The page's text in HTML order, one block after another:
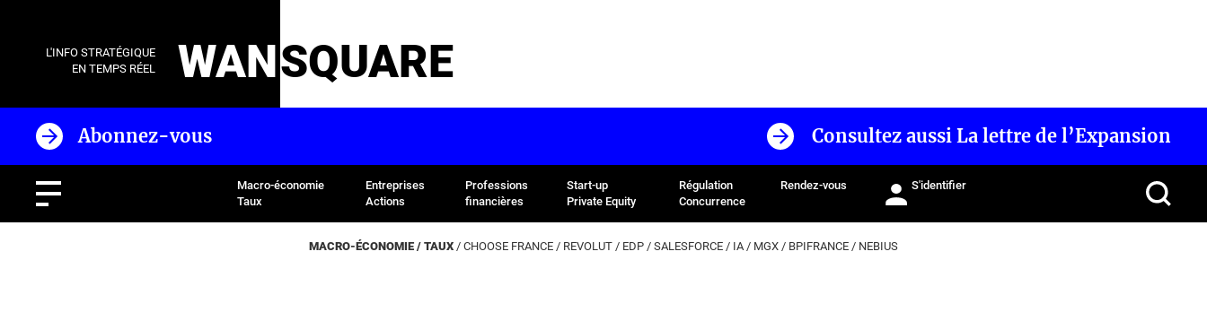
L'INFO STRATÉGIQUE
EN TEMPS RÉEL
WANSQUARE
Abonnez-vous Consultez aussi La lettre de l’Expansion
Macro-économie
Taux
Entreprises
Actions
Professions
financières
Start-up
Private Equity
Régulation
Concurrence
Rendez-vous S'identifier
MACRO-ÉCONOMIE / TAUX / CHOOSE FRANCE / REVOLUT / EDP / SALESFORCE / IA/ MGX / BPIFRANCE / NEBIUS